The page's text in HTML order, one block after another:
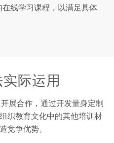
线学习课程，以满足具体
际运用
展合作，通过开发量身定制
织教育文化中的其他培训材
竞争优势。